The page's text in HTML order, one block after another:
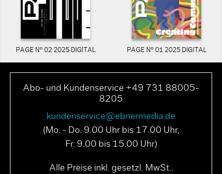
PAGE N° 02 2025 DIGITAL PAGE N° 01 2025 DIGITAL
Abo- und Kundenservice +49 731 88005-
8205
kundenservice@ebnermedia.de
(Mo. - Do. 9.00 Uhr bis 17.00 Uhr,
Fr. 9.00 bis 15.00 Uhr)
Alle Preise inkl. gesetzl. MwSt..